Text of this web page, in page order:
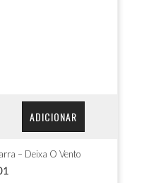
ADICIONAR
– Deixa O Vento